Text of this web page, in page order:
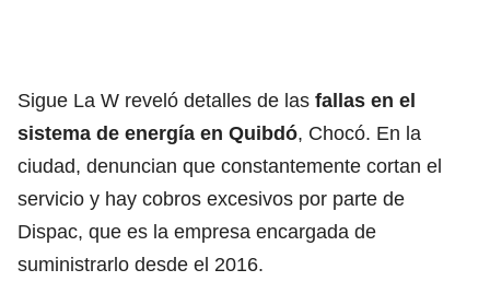
Sigue La W reveló detalles de las fallas en el
sistema de energía en Quibdó, Chocó. En la
ciudad, denuncian que constantemente cortan el
servicio y hay cobros excesivos por parte de
Dispac, que es la empresa encargada de
suministrarlo desde el 2016.